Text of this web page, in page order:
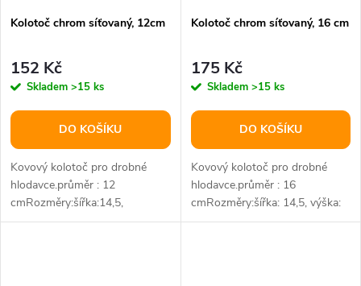
Kolotoč chrom síťovaný, 12cm
152 Kč
Skladem >15 ks
DO KOŠÍKU
Kovový kolotoč pro drobné
hlodavce.průměr : 12
cmRozměry:šířka:14,5,
výška:15, délka 13,3 cmB2B :
Kolotoč chrom síťovaný, 16 cm
175 Kč
Skladem >15 ks
DO KOŠÍKU
Kovový kolotoč pro drobné
hlodavce.průměr : 16
cmRozměry:šířka: 14,5, výška:
17, délka: 13,5 cmB2B : balení